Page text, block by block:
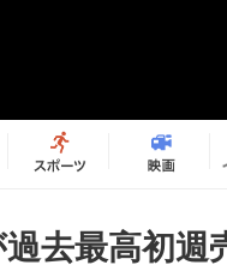
去最高初週